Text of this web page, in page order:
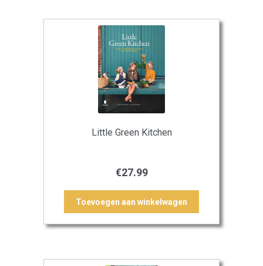
Little Green Kitchen
€27.99
Toevoegen aan winkelwagen